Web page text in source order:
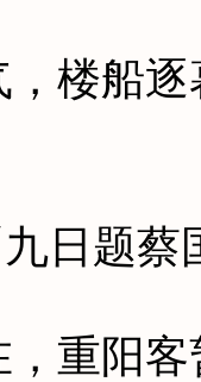
船逐
题蔡
阳客